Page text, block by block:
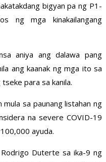
bigyan pa ng P1-
ng mga kinakailangang
aniya ang dalawa pang
ang kaanak ng mga ito sa
para sa kanila.
mula sa paunang listahan ng
na severe COVID-19
ayuda.
Duterte sa ika-9 ng